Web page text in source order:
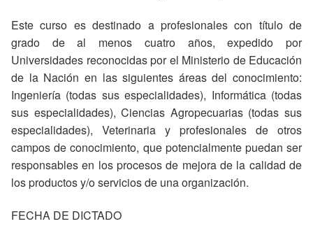
Este curso es destinado a profesionales con título de
grado de al menos cuatro años, expedido por
Universidades reconocidas por el Ministerio de Educación
de la Nación en las siguientes áreas del conocimiento:
Ingeniería (todas sus especialidades), Informática (todas
sus especialidades), Ciencias Agropecuarias (todas sus
especialidades), Veterinaria y profesionales de otros
campos de conocimiento, que potencialmente puedan ser
responsables en los procesos de mejora de la calidad de
los productos y/o servicios de una organización.
FECHA DE DICTADO